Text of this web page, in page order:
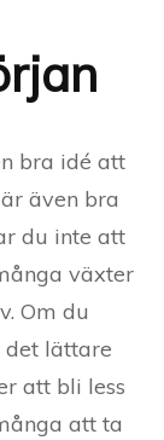
bra idé att
även bra
du inte att
växter
Om du
det lättare
att bli less
att ta